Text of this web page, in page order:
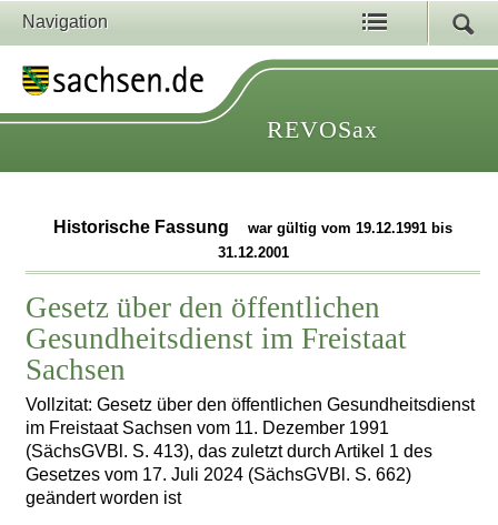
Navigation
REVOSax
Historische Fassung
war gültig vom 19.12.1991 bis
31.12.2001
Gesetz über den öffentlichen
Gesundheitsdienst im Freistaat
Sachsen
Vollzitat: Gesetz über den öffentlichen Gesundheitsdienst
im Freistaat Sachsen vom 11. Dezember 1991
(SächsGVBl. S. 413), das zuletzt durch Artikel 1 des
Gesetzes vom 17. Juli 2024 (SächsGVBl. S. 662)
geändert worden ist